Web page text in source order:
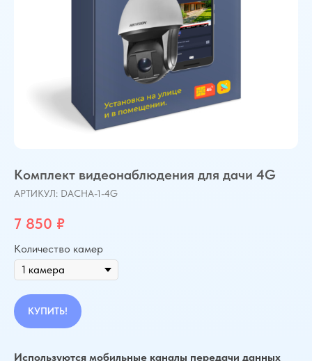
Комплект видеонаблюдения для дачи 4G
АРТИКУЛ: DACHA-1-4G
7 850 ₽
Количество камер
КУПИТЬ!
Используются мобильные каналы передачи данных